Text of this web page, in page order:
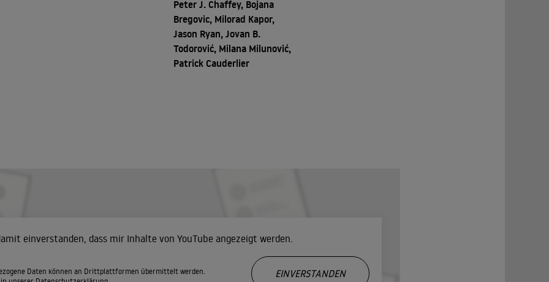
Peter J. Chaffey, Bojana
Bregovic, Milorad Kapor,
Jason Ryan, Jovan B.
Todorović, Milana Milunović,
Patrick Cauderlier
einverstanden, dass mir Inhalte von YouTube angezeigt werden.
Daten können an Drittplattformen übermittelt werden.
EINVERSTANDEN